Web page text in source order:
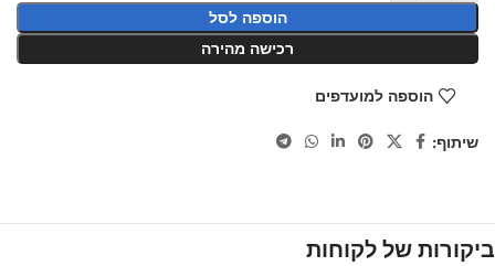
הוספה לסל
רכישה מהירה
הוספה למועדפים
שיתוף:
ביקורות של לקוחות